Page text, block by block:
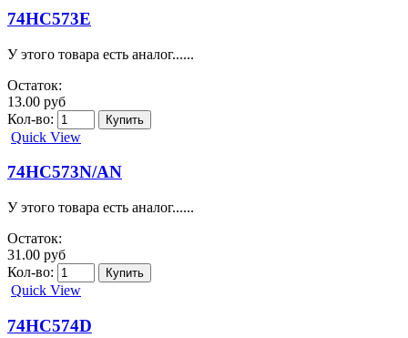
74HC573E
У этого товара есть аналог......
Остаток:
13.00 руб
Кол-во:
Quick View
74HC573N/AN
У этого товара есть аналог......
Остаток:
31.00 руб
Кол-во:
Quick View
74HC574D